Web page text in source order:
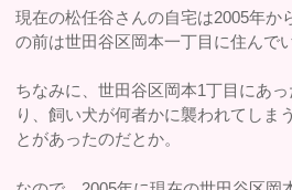
現在の松任谷さんの自宅は2005年か
の前は世田谷区岡本一丁目に住んで
ちなみに、世田谷区岡本1丁目にあ
り、飼い犬が何者かに襲われてしま
とがあったのだとか。